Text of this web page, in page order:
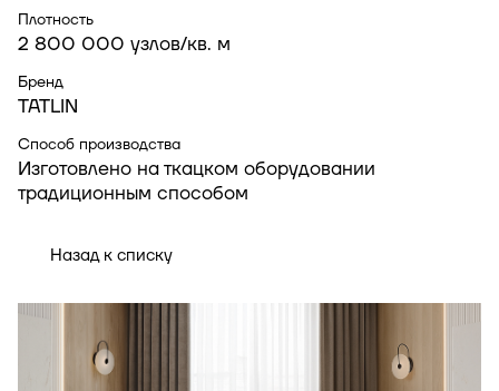
Плотность
2 800 000 узлов/кв. м
Бренд
TATLIN
Способ производства
Изготовлено на ткацком оборудовании
традиционным способом
Назад к списку